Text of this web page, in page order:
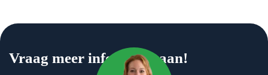
Vraag meer informatie aan!